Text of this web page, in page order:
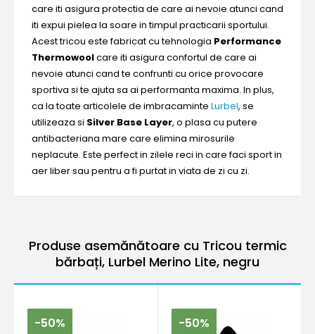
care iti asigura protectia de care ai nevoie atunci cand
iti expui pielea la soare in timpul practicarii sportului.
Acest tricou este fabricat cu tehnologia Performance
Thermowoolcare iti asigura confortul de care ai
nevoie atunci cand te confrunti cu orice provocare
sportiva si te ajuta sa ai performanta maxima. In plus,
ca la toate articolele de imbracaminte Lurbel, se
utilizeaza si Silver Base Layer, o plasa cu putere
antibacteriana mare care elimina mirosurile
neplacute. Este perfect in zilele reci in care faci sport in
aer liber sau pentru a fi purtat in viata de zi cu zi.
Produse asemănătoare cu Tricou termic
bărbați, Lurbel Merino Lite, negru
-50% -50%